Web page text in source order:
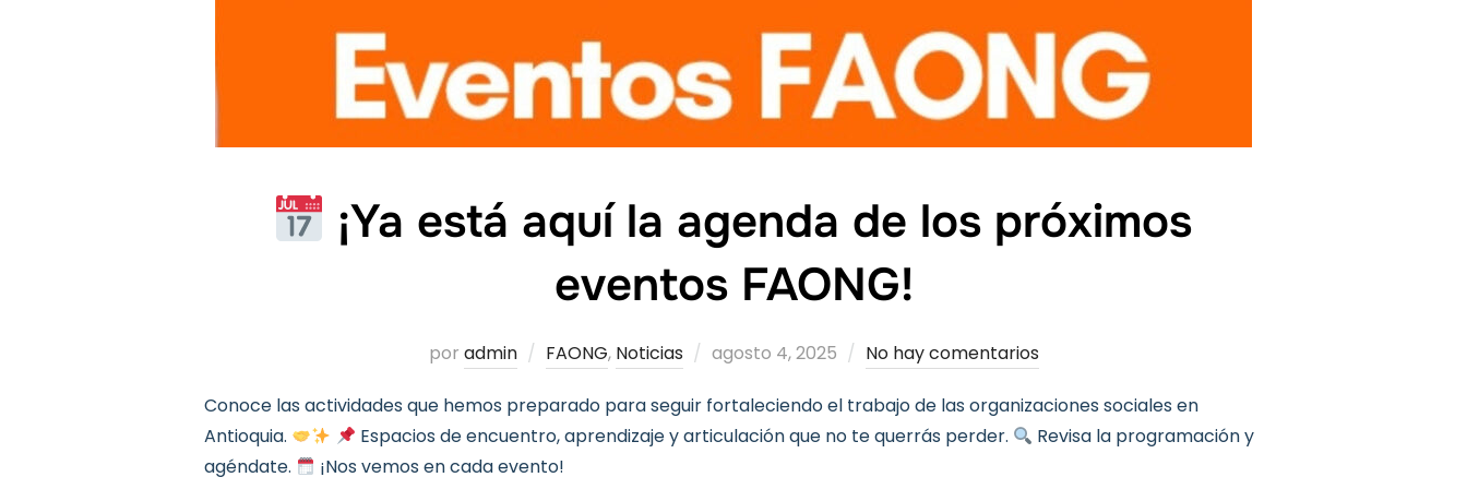
¡Ya está aquí la agenda de los próximos
eventos FAONG!
por admin FAONG, Noticias
Publicado
agosto 4, 2025 No hay comentarios
Conoce las actividades que hemos preparado para seguir fortaleciendo el trabajo de las organizaciones sociales en
Antioquia.
Espacios de encuentro, aprendizaje y articulación que no te querrás perder.
Revisa la programación y
agéndate.
¡Nos vemos en cada evento!